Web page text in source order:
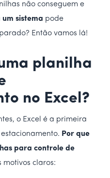
não conseguem e
sistema pode
Então vamos lá!
planilha
no Excel?
o Excel é a primeira
Por que
para controle de
motivos claros: